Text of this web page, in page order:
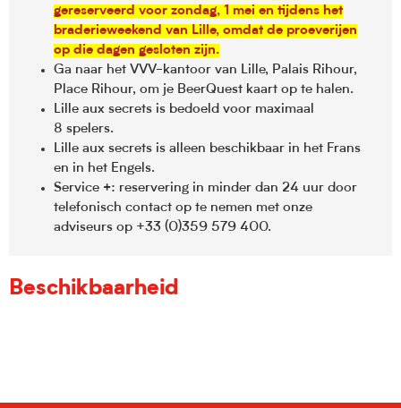
gereserveerd voor zondag, 1 mei en tijdens het
braderieweekend van Lille, omdat de proeverijen
op die dagen gesloten zijn.
Ga naar het VVV-kantoor van Lille, Palais Rihour,
Place Rihour, om je BeerQuest kaart op te halen.
Lille aux secrets is bedoeld voor maximaal
8 spelers.
Lille aux secrets is alleen beschikbaar in het Frans
en in het Engels.
Service +: reservering in minder dan 24 uur door
telefonisch contact op te nemen met onze
adviseurs op +33 (0)359 579 400.
Beschikbaarheid